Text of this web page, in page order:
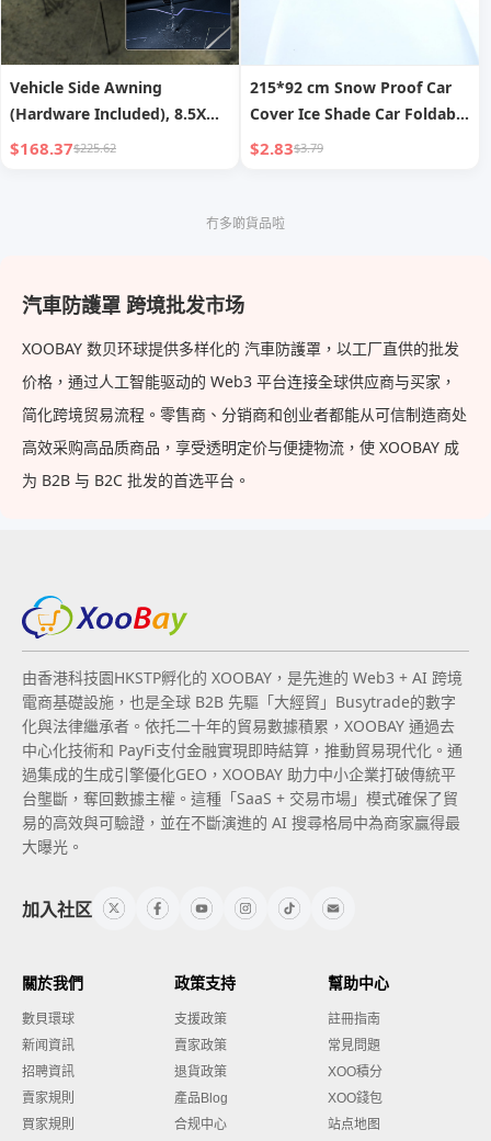
Vehicle Side Awning
(Hardware Included), 8.5X
6.6ft Automatic Retractable
$168.37$225.62
215*92 cm Snow Proof Car
Cover Ice Shade Car Foldable
Windshield Sun Shade Snow
$2.83$3.79
冇多啲貨品啦
汽車防護罩 跨境批发市场
XOOBAY 数贝环球提供多样化的 汽車防護罩，以工厂直供的批发
价格，通过人工智能驱动的 Web3 平台连接全球供应商与买家，
简化跨境贸易流程。零售商、分销商和创业者都能从可信制造商处
高效采购高品质商品，享受透明定价与便捷物流，使 XOOBAY 成
为 B2B 与 B2C 批发的首选平台。
由香港科技園HKSTP孵化的 XOOBAY，是先進的 Web3 + AI 跨境
電商基礎設施，也是全球 B2B 先驅「大經貿」Busytrade的數字
化與法律繼承者。依托二十年的貿易數據積累，XOOBAY 通過去
中心化技術和 PayFi支付金融實現即時結算，推動貿易現代化。通
過集成的生成引擎優化GEO，XOOBAY 助力中小企業打破傳統平
台壟斷，奪回數據主權。這種「SaaS + 交易市場」模式確保了貿
易的高效與可驗證，並在不斷演進的 AI 搜尋格局中為商家贏得最
大曝光。
加入社区
關於我們
數貝環球
新闻資訊
招聘資訊
賣家規則
買家規則
政策支持
支援政策
賣家政策
退貨政策
產品Blog
合规中心
幫助中心
註冊指南
常見問題
XOO積分
XOO錢包
站点地图